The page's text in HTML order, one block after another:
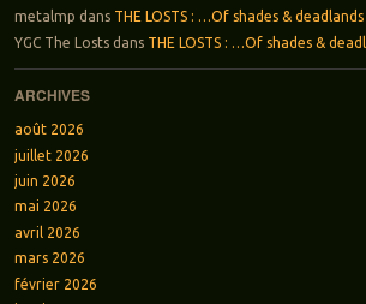
metalmp dans THE LOSTS : …Of shades & deadlands
YGC The Lostsdans THE LOSTS : …Of shades &
ARCHIVES
août 2026
juillet 2026
juin 2026
mai 2026
avril 2026
mars 2026
février 2026